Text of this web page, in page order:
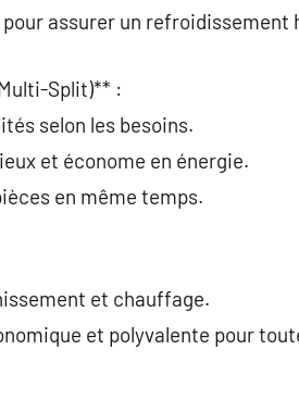
assurer un refroidissement
Split)** :
selon les besoins.
et économe en énergie.
en même temps.
et chauffage.
et polyvalente pour